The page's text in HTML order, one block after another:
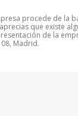
procede de la
aprecias que existe
de la
Madrid.